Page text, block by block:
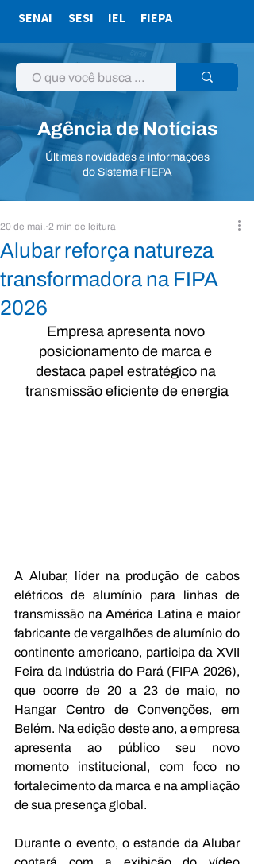
SENAI SESI IEL FIEPA
Agência de Notícias
Últimas novidades e informações
do Sistema FIEPA
Alubar reforça natureza
transformadora na FIPA
2026
20 de mai. 2 min de leitura
Empresa apresenta novo
posicionamento de marca e
destaca papel estratégico na
transmissão eficiente de energia
A Alubar, líder na produção de cabos
elétricos de alumínio para linhas de
transmissão na América Latina e maior
fabricante de vergalhões de alumínio do
continente americano, participa da XVII
Feira da Indústria do Pará (FIPA 2026),
que ocorre de 20 a 23 de maio, no
Hangar Centro de Convenções, em
Belém. Na edição deste ano, a empresa
apresenta ao público seu novo
momento institucional, com foco no
fortalecimento da marca e na ampliação
de sua presença global.
Durante o evento, o estande da Alubar